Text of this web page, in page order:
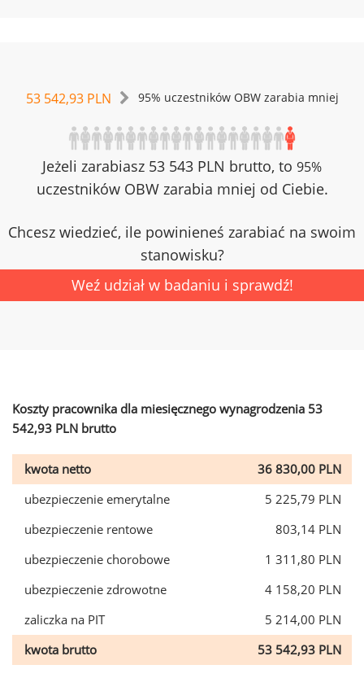
53 542,93 PLN 95% uczestników OBW zarabia mniej
Jeżeli zarabiasz 53 543 PLN brutto, to 95%
uczestników OBW zarabia mniej od Ciebie.
Chcesz wiedzieć, ile powinieneś zarabiać na swoim
stanowisku?
Weź udział w badaniu i sprawdź!
Koszty pracownika dla miesięcznego wynagrodzenia 53
542,93 PLN brutto
kwota netto
36 830,00 PLN
ubezpieczenie emerytalne
5 225,79 PLN
ubezpieczenie rentowe
803,14 PLN
ubezpieczenie chorobowe
1 311,80 PLN
ubezpieczenie zdrowotne
4 158,20 PLN
zaliczka na PIT
5 214,00 PLN
kwota brutto
53 542,93 PLN